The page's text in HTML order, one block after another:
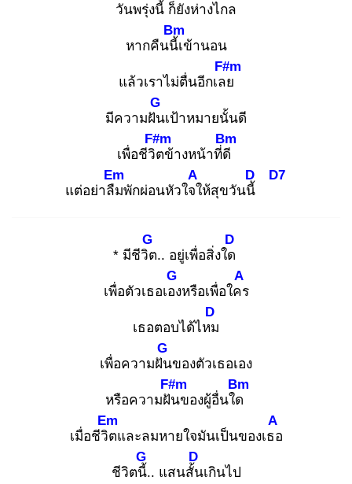
วันพรุ่งนี้ ก็ยังห่างไกล
หากคืนนี้เ
Bm
ข้านอน
แล้วเราไม่ตื่นอีกเลย
F#m
มีความฝัน
G
เป้าหมายนั้นดี
เพื่อชีวิต
F#m
ข้างหน้าที่ดี
Bm
แต่อย่าลืม
Em
พักผ่อนหัวใจใ
A
ห้สุขวันนี้
D D7
* มีชีวิต
G
.. อยู่เพื่อสิ่งใด
D
เพื่อตัวเธอเอง
G
หรือเพื่อใคร
A
เธอตอบได้ไหม
D
เพื่อความฝัน
G
ของตัวเธอเอง
หรือความฝัน
F#m
ของผู้อื่นใด
Bm
เมื่อชีวิต
Em
และลมหายใจมันเป็นของเธอ
A
ชีวิตนี้.
G
. แสนสั้น
D
เกินไป